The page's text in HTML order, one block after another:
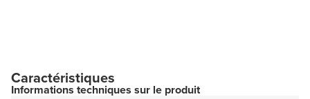
Caractéristiques
Informations techniques sur le produit